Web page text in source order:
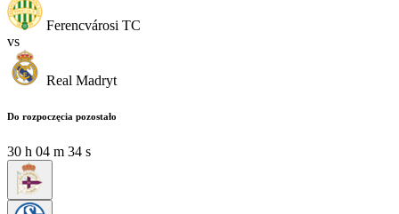
Ferencvárosi TC
vs
Real Madryt
Do rozpoczęcia pozostało
30 h 04 m 32 s